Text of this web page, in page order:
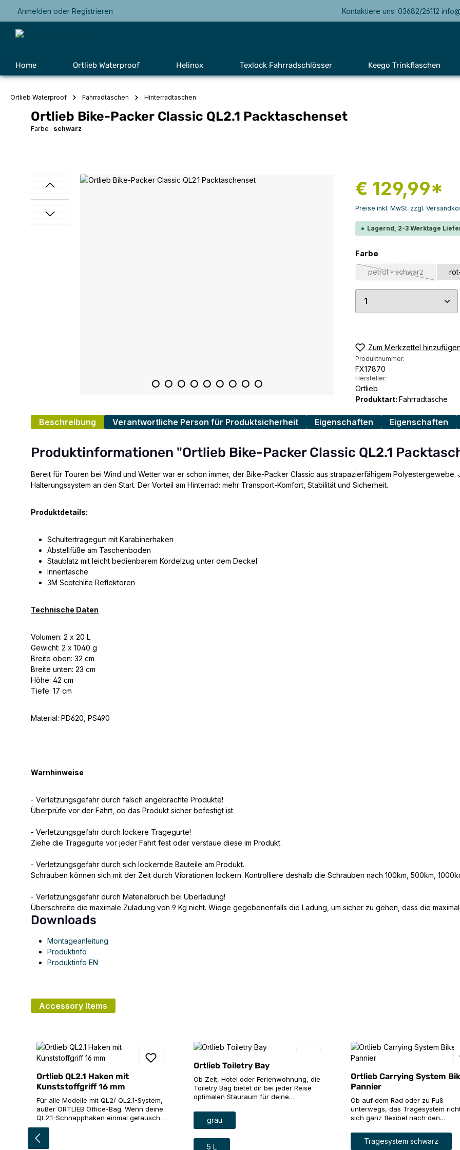
Hauptnavigation springen
Anmelden oder Registrieren Kontaktiere uns: 03682/26112
Home Ortlieb Waterproof Helinox Texlock Fahrradschlösser Keego Trinkflaschen
Ortlieb Waterproof Fahrradtaschen Hinterradtaschen
Ortlieb Bike-Packer Classic QL2.1 Packtaschenset
Farbe : schwarz
Bildergalerie überspringen € 129,99*
Preise inkl. MwSt. zzgl.
Lagernd, 2-3 Werktage
Farbe
petrol - schwarz
(Diese Option ist
Produkt Anzahl:
Zum Merkzettel hinzufügen
Produktnummer:
FX17870
Hersteller:
Ortlieb
Produktart: Fahrradtasche
Beschreibung Verantwortliche Person für Produktsicherheit Eigenschaften Eigenschaften
Produktinformationen "Ortlieb Bike-Packer Classic QL2.1
Bereit für Touren bei Wind und Wetter war er schon immer, der Bike-Packer Classic aus strapazierfähigem
Halterungssystem an den Start. Der Vorteil am Hinterrad: mehr Transport-Komfort, Stabilität und Sicherheit.
Produktdetails:
Schultertragegurt mit Karabinerhaken
Abstellfüße am Taschenboden
Staublatz mit leicht bedienbarem Kordelzug unter dem Deckel
Innentasche
3M Scotchlite Reflektoren
Technische Daten
Volumen: 2 x 20 L
Gewicht: 2 x 1040 g
Breite oben: 32 cm
Breite unten: 23 cm
Höhe: 42 cm
Tiefe: 17 cm
Material: PD620, PS490
Warnhinweise
- Verletzungsgefahr durch falsch angebrachte Produkte!
Überprüfe vor der Fahrt, ob das Produkt sicher befestigt ist.
- Verletzungsgefahr durch lockere Tragegurte!
Ziehe die Tragegurte vor jeder Fahrt fest oder verstaue diese im Produkt.
- Verletzungsgefahr durch sich lockernde Bauteile am Produkt.
Schrauben können sich mit der Zeit durch Vibrationen lockern. Kontrolliere deshalb die Schrauben nach 100km, 500km,
- Verletzungsgefahr durch Materialbruch bei Überladung!
Überschreite die maximale Zuladung von 9 Kg nicht. Wiege gegebenenfalls die Ladung, um sicher zu gehen, dass die
Downloads
Montageanleitung
Produktinfo
Produktinfo EN
Accessory Items
Ortlieb QL2.1 Haken mit
Kunststoffgriff 16 mm
Für alle Modelle mit QL2/ QL2.1-System,
außer ORTLIEB Office-Bag. Wenn deine
QL2.1-Schnapphaken einmal getauscht
werden müssen, kein Problem.Mit dem
QL2.1-Hakensatz inklusive
Kunststoffgriff kannst du die kaputten
Ortlieb Toiletry Bay
Ob Zelt, Hotel oder Ferienwohnung, die
Toiletry Bag bietet dir bei jeder Reise
optimalen Stauraum für deine
Schaumpolsterung stabilisiert die
praktische Kulturtasche und schützt
das Innere gleichzeitig vor Druck von
außen. Neben einem großen Hauptfach
Farbe
grau
Größe
5 L
Ortlieb Carrying System
Pannier
Ob auf dem Rad oder zu Fuß
unterwegs, das Tragesystem
sich ganz flexibel nach den
verwandelt die Radtasche im
Handumdrehen in einen bequem
Farbeauswählen
Tragesystem schwarz